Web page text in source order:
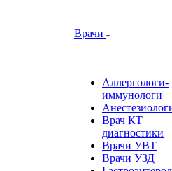
Врачи
Аллергологи-
иммунологи
Врач КТ
диагностики
Врачи УВТ
Врачи УЗД